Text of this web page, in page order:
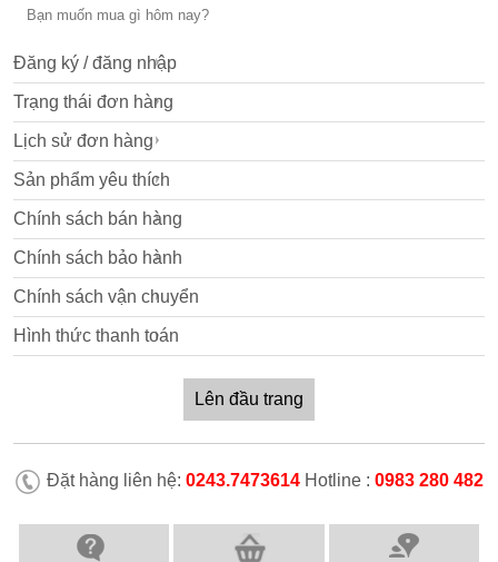
Đăng ký / đăng nhập
Trạng thái đơn hàng
Lịch sử đơn hàng
Sản phẩm yêu thích
Chính sách bán hàng
Chính sách bảo hành
Chính sách vận chuyển
Hình thức thanh toán
Lên đầu trang
Đặt hàng liên hệ:0243.7473614 Hotline :0983 280 482